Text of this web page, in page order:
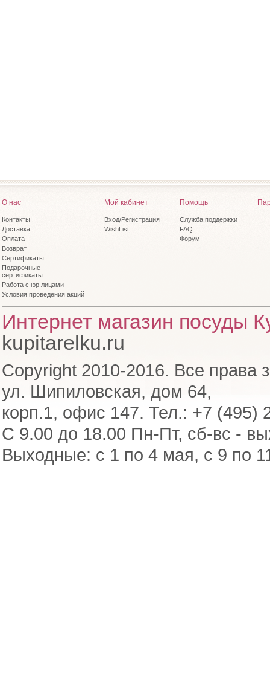
О нас
Контакты
Доставка
Оплата
Возврат
Сертификаты
Подарочные
сертификаты
Работа с юр.лицами
Условия проведения акций
Мой кабинет
Вход/Регистрация
WishList
Помощь
Служба поддержки
FAQ
Форум
Интернет магазин посуды
kupitarelku.ru
Copyright 2010-2016. Все права
ул. Шипиловская, дом 64,
корп.1, офис 147. Тел.: +7 (495)
С 9.00 до 18.00 Пн-Пт, сб-вс -
Выходные: с 1 по 4 мая, с 9 по